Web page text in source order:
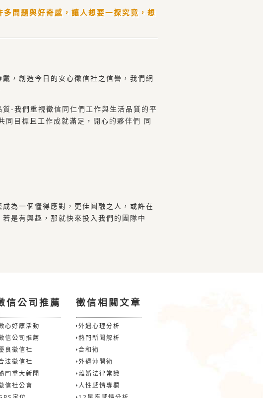
問題與好奇感，讓人想要一探究竟，想
，創造今日的安心徵信社之信譽，我們網
-我們重視徵信同仁們工作與生活品質的平
同目標且工作成就滿足，開心的夥伴們 同
為一個懂得應對，更佳圓融之人，或許在
是有興趣，那就快來投入我們的團隊中
信公司推薦
心好康活動
信公司推薦
良徵信社
法徵信社
門重大新聞
信社公會
徵信相關文章
外遇心理分析
熱門新聞解析
合和術
外遇沖開術
離婚法律常識
人性感情專欄